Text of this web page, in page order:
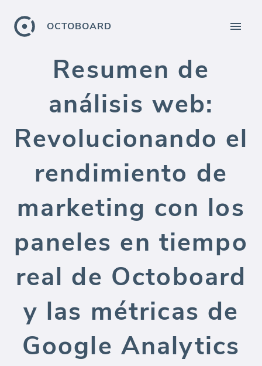
OCTOBOARD
Resumen de
análisis web:
Revolucionando el
rendimiento de
marketing con los
paneles en tiempo
real de Octoboard
y las métricas de
Google Analytics